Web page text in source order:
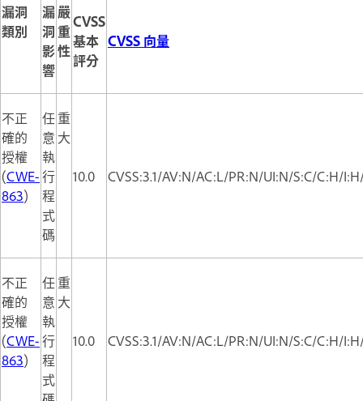
漏洞
類別
漏
洞
影
響
嚴
重
性
CVSS
基本
評分
CVSS 向量
不正
確的
授權
(CWE-
863)
任
意
執
行
程
式
碼
重
大
10.0
CVSS:3.1/AV:N/AC:L/PR:N/UI:N/S:C/C:H/
不正
確的
授權
(CWE-
863)
任
意
執
行
程
式
重
大
10.0
CVSS:3.1/AV:N/AC:L/PR:N/UI:N/S:C/C:H/